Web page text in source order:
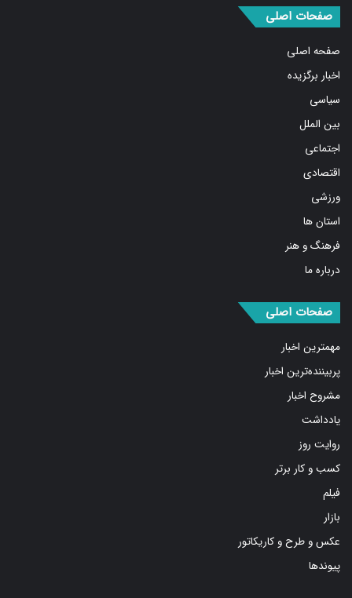
صفحات اصلی
صفحه اصلی
اخبار برگزیده
سیاسی
بین الملل
اجتماعی
اقتصادی
ورزشی
استان ها
فرهنگ و هنر
درباره ما
صفحات اصلی
مهمترین اخبار
پربیننده‌ترین اخبار
مشروح اخبار
یادداشت
روایت روز
کسب و کار برتر
فیلم
بازار
عکس و طرح و کاریکاتور
پیوندها